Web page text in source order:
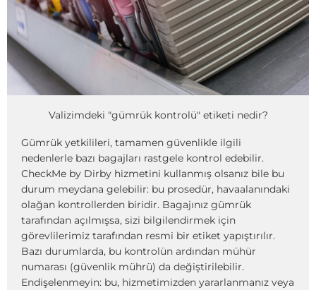
Valizimdeki "gümrük kontrolü" etiketi nedir?
Gümrük yetkilileri, tamamen güvenlikle ilgili
nedenlerle bazı bagajları rastgele kontrol edebilir.
CheckMe by Dirby hizmetini kullanmış olsanız bile bu
durum meydana gelebilir: bu prosedür, havaalanındaki
olağan kontrollerden biridir. Bagajınız gümrük
tarafından açılmışsa, sizi bilgilendirmek için
görevlilerimiz tarafından resmi bir etiket yapıştırılır.
Bazı durumlarda, bu kontrolün ardından mühür
numarası (güvenlik mührü) da değiştirilebilir.
Endişelenmeyin: bu, hizmetimizden yararlanmanız veya